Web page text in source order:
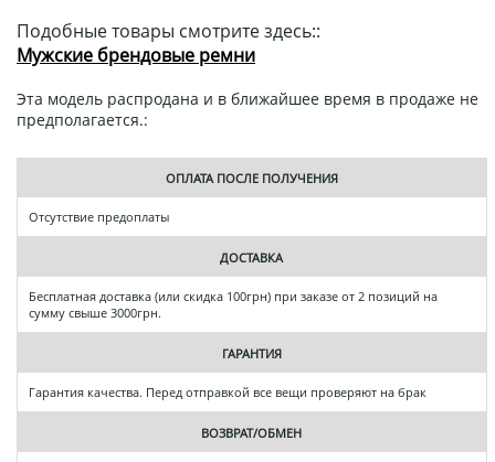
Подобные товары смотрите здесь::
Мужские брендовые ремни
Эта модель распродана и в ближайшее время в продаже не
предполагается.:
ОПЛАТА ПОСЛЕ ПОЛУЧЕНИЯ
Отсутствие предоплаты
ДОСТАВКА
Бесплатная доставка (или скидка 100грн) при заказе от 2 позиций на
сумму свыше 3000грн.
ГАРАНТИЯ
Гарантия качества. Перед отправкой все вещи проверяют на брак
ВОЗВРАТ/ОБМЕН